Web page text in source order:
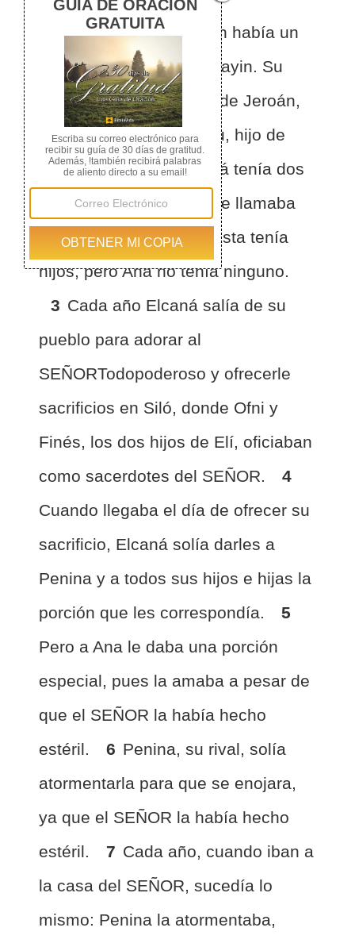
En la sierra de Efraín había un
hombre zufita de Ramatayin. Su
nombre era Elcaná hijo de Jeroán,
hijo de Eliú, hijo de Tohu, hijo de
Zuf, efraimita.
2 Elcaná tenía dos
esposas. Una de ellas se llamaba
Ana, y la otra, Penina. Esta tenía
hijos, pero Ana no tenía ninguno.
3 Cada año Elcaná salía de su
pueblo para adorar al
SEÑORTodopoderoso y ofrecerle
sacrificios en Siló, donde Ofni y
Finés, los dos hijos de Elí, oficiaban
como sacerdotes del SEÑOR.
4
Cuando llegaba el día de ofrecer su
sacrificio, Elcaná solía darles a
Penina y a todos sus hijos e hijas la
porción que les correspondía.
5
Pero a Ana le daba una porción
especial, pues la amaba a pesar de
que el SEÑOR la había hecho
estéril.
6 Penina, su rival, solía
atormentarla para que se enojara,
ya que el SEÑOR la había hecho
estéril.
7 Cada año, cuando iban a
la casa del SEÑOR, sucedía lo
mismo: Penina la atormentaba,